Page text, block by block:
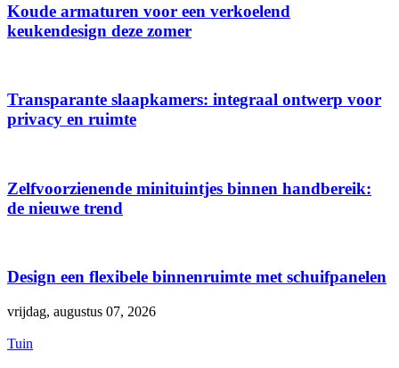
Koude armaturen voor een verkoelend
keukendesign deze zomer
Transparante slaapkamers: integraal ontwerp voor
privacy en ruimte
Zelfvoorzienende minituintjes binnen handbereik:
de nieuwe trend
Design een flexibele binnenruimte met schuifpanelen
vrijdag, augustus 07, 2026
Tuin